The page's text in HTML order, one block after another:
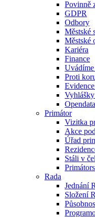
Povinně
GDPR
Odbory
Městské
Městské
Kariéra
Finance
Proti
Opendata
Primátor
Vizitka
Akce
Úřad
Stáli v
Rada
Jednání
Složení